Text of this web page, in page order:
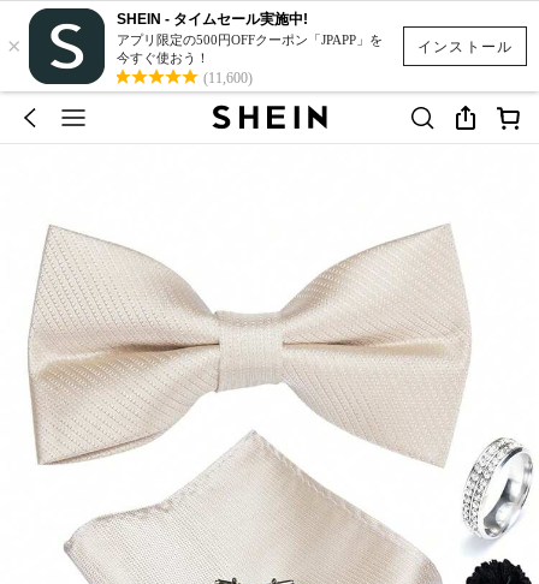
インストール
×
SHEIN - タイムセール実施中!
アプリ限定の500円OFFクーポン「JPAPP」を
今すぐ使おう！
(11,600)